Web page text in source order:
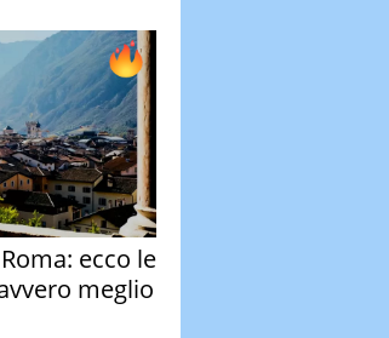
ecco le
meglio